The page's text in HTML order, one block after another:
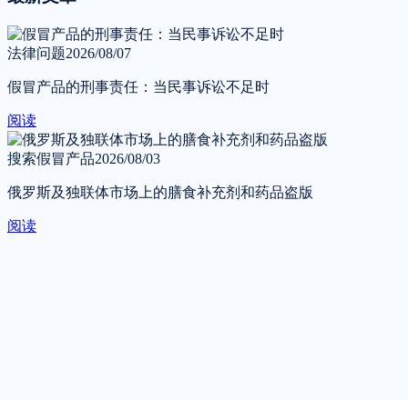
法律问题2026/08/07
假冒产品的刑事责任：当民事诉讼不足时
阅读
搜索假冒产品2026/08/03
俄罗斯及独联体市场上的膳食补充剂和药品盗版
阅读